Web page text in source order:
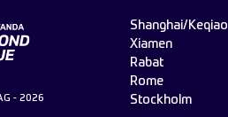
- 2026
Shanghai/Keqiao
Xiamen
Rabat
Rome
Stockholm